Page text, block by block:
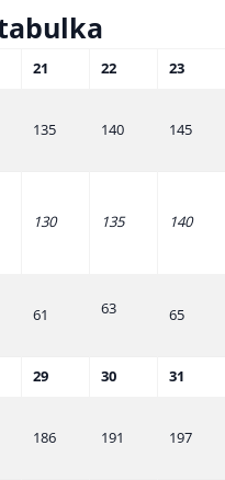
21 22 23
135 140 145
130 135 140
61 63 65
29 30 31
186 191 197